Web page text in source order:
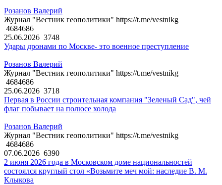
Розанов Валерий
Журнал "Вестник геополитики" https://t.me/vestnikg
4684686
25.06.2026 3748
Удары дронами по Москве- это военное преступление
Розанов Валерий
Журнал "Вестник геополитики" https://t.me/vestnikg
4684686
25.06.2026 3718
Первая в России строительная компания "Зеленый Сад", чей
флаг побывает на полюсе холода
Розанов Валерий
Журнал "Вестник геополитики" https://t.me/vestnikg
4684686
07.06.2026 6390
2 июня 2026 года в Московском доме национальностей
состоялся круглый стол «Возьмите меч мой: наследие В. М.
Клыкова